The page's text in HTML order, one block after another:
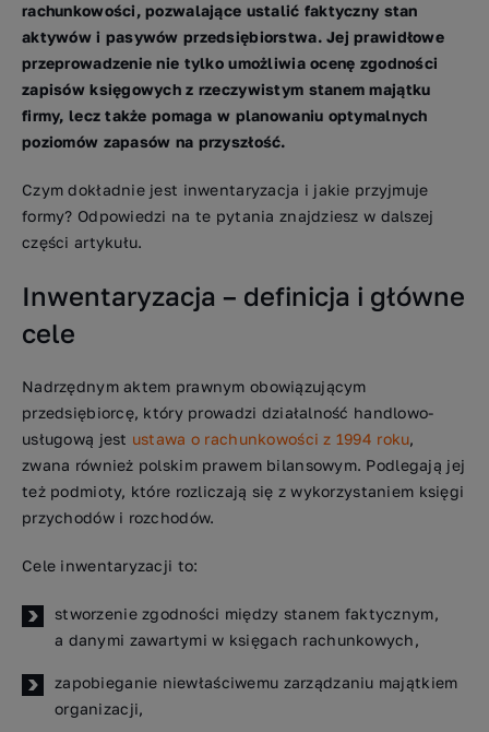
rachunkowości, pozwalające ustalić faktyczny stan
aktywów i pasywów przedsiębiorstwa. Jej prawidłowe
przeprowadzenie nie tylko umożliwia ocenę zgodności
zapisów księgowych z rzeczywistym stanem majątku
firmy, lecz także pomaga w planowaniu optymalnych
poziomów zapasów na przyszłość.
Czym dokładnie jest inwentaryzacja i jakie przyjmuje
formy? Odpowiedzi na te pytania znajdziesz w dalszej
części artykułu.
Inwentaryzacja – definicja i główne
cele
Nadrzędnym aktem prawnym obowiązującym
przedsiębiorcę, który prowadzi działalność handlowo-
usługową jest ustawa o rachunkowości z 1994 roku,
zwana również polskim prawem bilansowym. Podlegają jej
też podmioty, które rozliczają się z wykorzystaniem księgi
przychodów i rozchodów.
Cele inwentaryzacji to:
stworzenie zgodności między stanem faktycznym,
a danymi zawartymi w księgach rachunkowych,
zapobieganie niewłaściwemu zarządzaniu majątkiem
organizacji,